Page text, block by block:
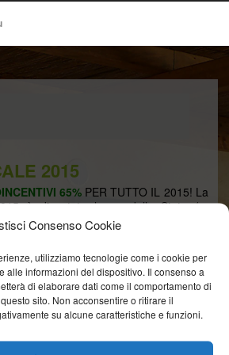
Consenso Cookie
utilizziamo tecnologie come i cookie per
alle informazioni del dispositivo. Il consenso a
di elaborare dati come il comportamento di
sito. Non acconsentire o ritirare il
su alcune caratteristiche e funzioni.
2015
65%PER TUTTO IL 2015! La
è diventata legge dello Stato (n.
sulla Gazzetta Ufficiale del 29 dicembre
vigore il 1° gennaio 2015; il capitolo
i limiti di spesa e gli sconti fiscali,
per le spese sostenute fino al 31
scadenza e aliquota sono previste per
sulle parti comuni degli edifici
all’agevolazione. I limiti di trasmittanza